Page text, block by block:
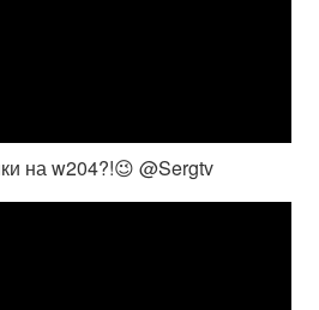
на w204?!😉 @Sergtv